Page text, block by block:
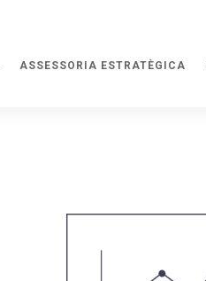
ASSESSORIA ESTRATÈGICA